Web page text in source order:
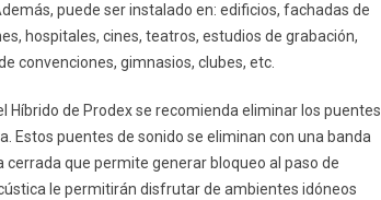
puede ser instalado en: edificios, fachadas de
hospitales, cines, teatros, estudios de grabación,
convenciones, gimnasios, clubes, etc.
de Prodex se recomienda eliminar los puentes
Estos puentes de sonido se eliminan con una banda
que permite generar bloqueo al paso de
le permitirán disfrutar de ambientes idóneos